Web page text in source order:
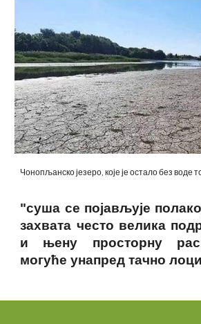
Чонопљанско језеро, које је остало без воде
"суша се појављује
захвата често велика
и њену просторну
могуће унапред тачно